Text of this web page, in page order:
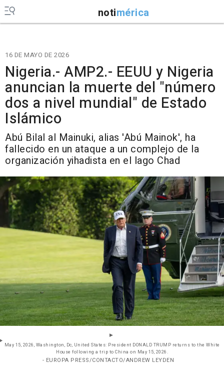
notimérica
16 DE MAYO DE 2026
Nigeria.- AMP2.- EEUU y Nigeria
anuncian la muerte del "número
dos a nivel mundial" de Estado
Islámico
Abú Bilal al Mainuki, alias 'Abú Mainok', ha
fallecido en un ataque a un complejo de la
organización yihadista en el lago Chad
May 15, 2026, Washington, Dc, United States: President DONALD TRUMP returns to the White
House following a trip to China on May 15, 2026.
- EUROPA PRESS/CONTACTO/ANDREW LEYDEN